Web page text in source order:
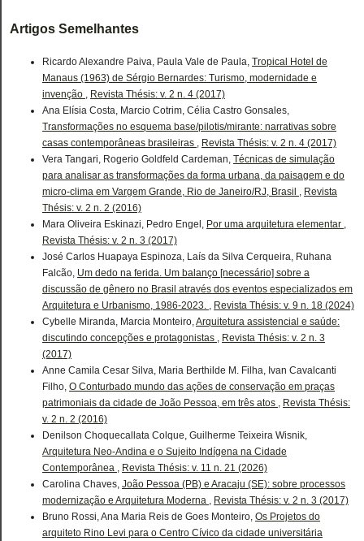
Artigos Semelhantes
Ricardo Alexandre Paiva, Paula Vale de Paula, Tropical Hotel de
Manaus (1963) de Sérgio Bernardes: Turismo, modernidade e
invenção , Revista Thésis: v. 2 n. 4 (2017)
Ana Elísia Costa, Marcio Cotrim, Célia Castro Gonsales,
Transformações no esquema base/pilotis/mirante: narrativas sobre
casas contemporâneas brasileiras , Revista Thésis: v. 2 n. 4 (2017)
Vera Tangari, Rogerio Goldfeld Cardeman, Técnicas de simulação
para analisar as transformações da forma urbana, da paisagem e do
micro-clima em Vargem Grande, Rio de Janeiro/RJ, Brasil , Revista
Thésis: v. 2 n. 2 (2016)
Mara Oliveira Eskinazi, Pedro Engel, Por uma arquitetura elementar ,
Revista Thésis: v. 2 n. 3 (2017)
José Carlos Huapaya Espinoza, Laís da Silva Cerqueira, Ruhana
Falcão, Um dedo na ferida. Um balanço [necessário] sobre a
discussão de gênero no Brasil através dos eventos especializados em
Arquitetura e Urbanismo, 1986-2023. , Revista Thésis: v. 9 n. 18 (2024)
Cybelle Miranda, Marcia Monteiro,Arquitetura assistencial e saúde:
discutindo concepções e protagonistas , Revista Thésis: v. 2 n. 3
(2017)
Anne Camila Cesar Silva, Maria Berthilde M. Filha, Ivan Cavalcanti
Filho, O Conturbado mundo das ações de conservação em praças
patrimoniais da cidade de João Pessoa, em três atos , Revista Thésis:
v. 2 n. 2 (2016)
Denilson Choquecallata Colque, Guilherme Teixeira Wisnik,
Arquitetura Neo-Andina e o Sujeito Indígena na Cidade
Contemporânea , Revista Thésis: v. 11 n. 21 (2026)
Carolina Chaves, João Pessoa (PB) e Aracaju (SE): sobre processos
modernização e Arquitetura Moderna , Revista Thésis: v. 2 n. 3 (2017)
Bruno Rossi, Ana Maria Reis de Goes Monteiro, Os Projetos do
arquiteto Rino Levi para o Centro Cívico da cidade universitária